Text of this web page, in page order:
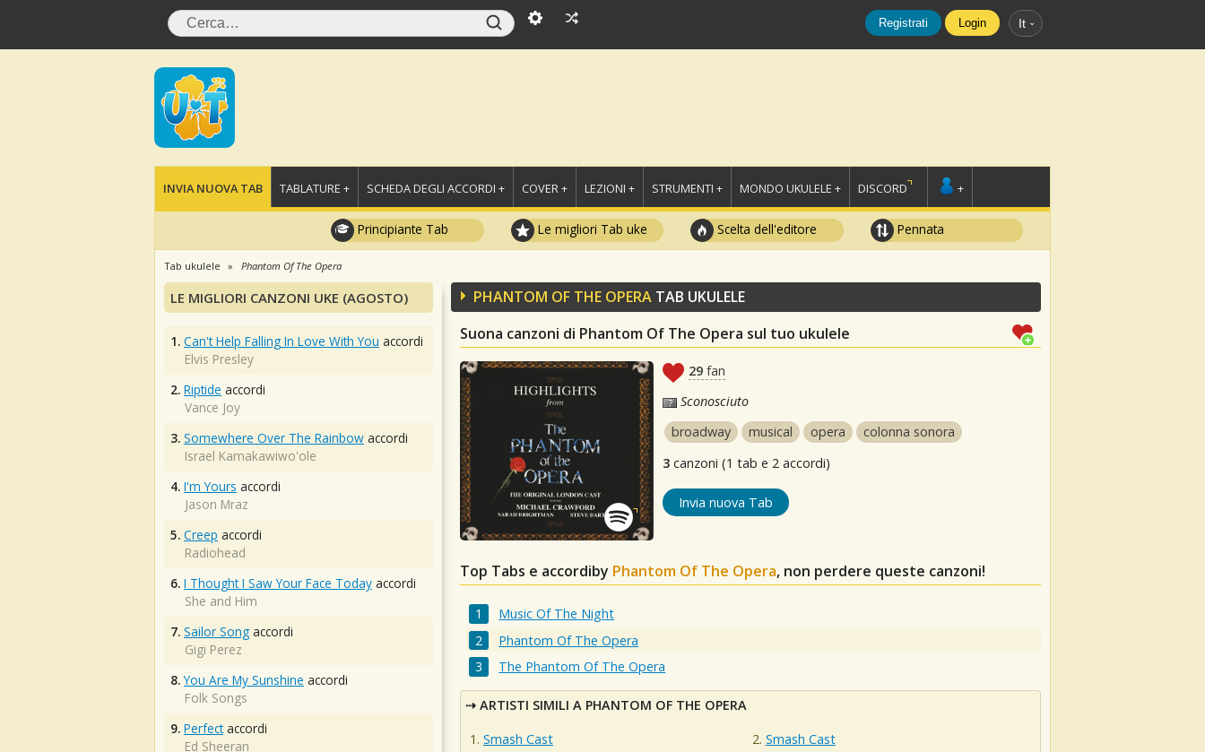
Registrati Login It
INVIA NUOVA TAB TABLATURE + SCHEDA DEGLI ACCORDI + COVER + LEZIONI + STRUMENTI + MONDO UKULELE + DISCORD +
Principiante Tab Le migliori Tab uke Scelta dell'editore Pennata
Tab ukulele Phantom Of The Opera
PHANTOM OF THE OPERA TAB UKULELE
Suona canzoni di Phantom Of The Opera sul tuo ukulele
29 fan
Sconosciuto
broadway
musical opera
colonna sonora
3 canzoni (1 tab e 2 accordi)
Invia nuova Tab
Top Tabs e accordiby Phantom Of The Opera, non perdere queste canzoni!
Music Of The Night
Phantom Of The Opera
The Phantom Of The Opera
ARTISTI SIMILI A PHANTOM OF THE OPERA
Smash Cast
Smash Cast
LE MIGLIORI CANZONI UKE (AGOSTO)
1. Can't Help Falling In Love With You accordi
Elvis Presley
2. Riptide accordi
Vance Joy
3. Somewhere Over The Rainbow accordi
Israel Kamakawiwo'ole
4. I'm Yours accordi
Jason Mraz
5. Creep accordi
Radiohead
6. I Thought I Saw Your Face Today accordi
She and Him
7. Sailor Song accordi
Gigi Perez
8. You Are My Sunshine accordi
Folk Songs
9. Perfectaccordi
Ed Sheeran